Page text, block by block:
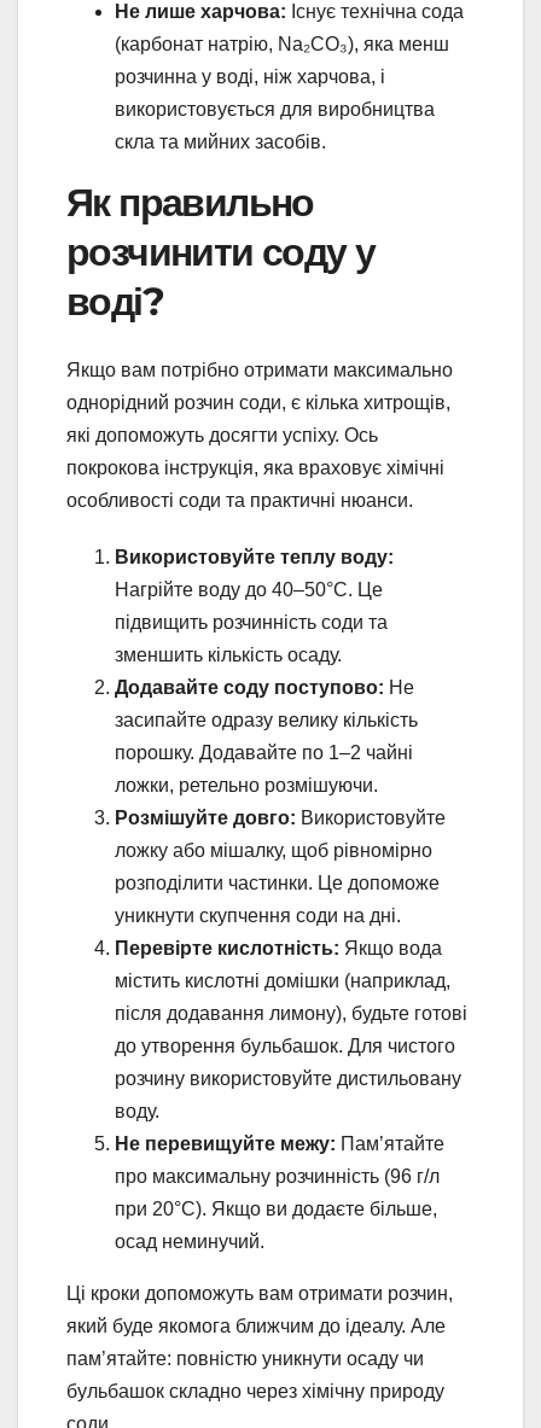
Не лише харчова: Існує технічна сода
(карбонат натрію, Na₂CO₃), яка менш
розчинна у воді, ніж харчова, і
використовується для виробництва
скла та мийних засобів.
Як правильно
розчинити соду у
воді?
Якщо вам потрібно отримати максимально
однорідний розчин соди, є кілька хитрощів,
які допоможуть досягти успіху. Ось
покрокова інструкція, яка враховує хімічні
особливості соди та практичні нюанси.
Використовуйте теплу воду:
Нагрійте воду до 40–50°C. Це
підвищить розчинність соди та
зменшить кількість осаду.
Додавайте соду поступово: Не
засипайте одразу велику кількість
порошку. Додавайте по 1–2 чайні
ложки, ретельно розмішуючи.
Розмішуйте довго: Використовуйте
ложку або мішалку, щоб рівномірно
розподілити частинки. Це допоможе
уникнути скупчення соди на дні.
Перевірте кислотність: Якщо вода
містить кислотні домішки (наприклад,
після додавання лимону), будьте готові
до утворення бульбашок. Для чистого
розчину використовуйте дистильовану
воду.
Не перевищуйте межу: Пам’ятайте
про максимальну розчинність (96 г/л
при 20°C). Якщо ви додаєте більше,
осад неминучий.
Ці кроки допоможуть вам отримати розчин,
який буде якомога ближчим до ідеалу. Але
пам’ятайте: повністю уникнути осаду чи
бульбашок складно через хімічну природу
соди.